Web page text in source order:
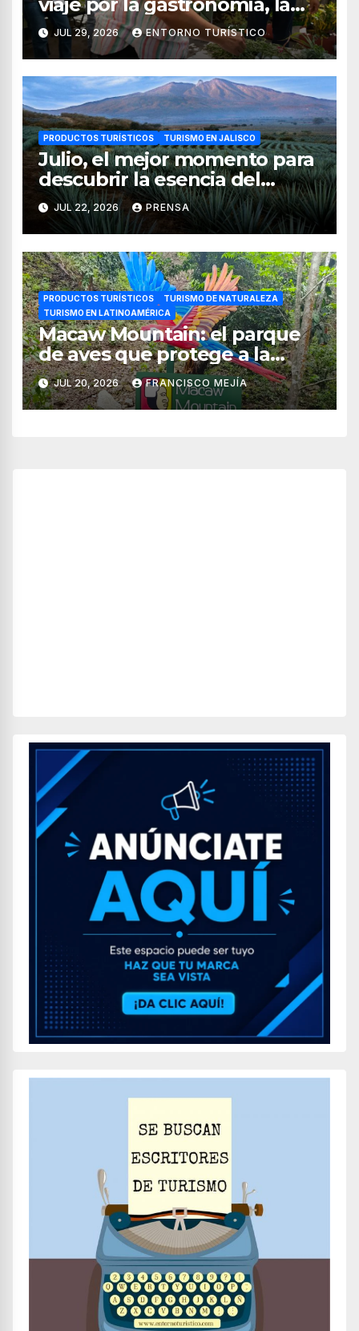
cultura y los paisajes de
Nayarit
JUL 29, 2026 ENTORNO TURÍSTICO
PRODUCTOS TURÍSTICOS TURISMO EN JALISCO
Julio, el mejor momento para
descubrir la esencia del
tequila en Jalisco
JUL 22, 2026 PRENSA
PRODUCTOS TURÍSTICOS
TURISMO DE NATURALEZA
TURISMO EN LATINOAMÉRICA
Macaw Mountain: el parque
de aves que protege a la
guacamaya roja en Honduras
JUL 20, 2026 FRANCISCO MEJÍA